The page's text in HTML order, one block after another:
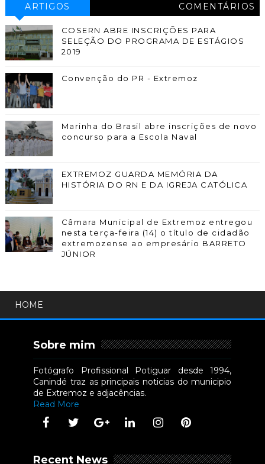
ARTIGOS COMENTÁRIOS
COSERN ABRE INSCRIÇÕES PARA
SELEÇÃO DO PROGRAMA DE ESTÁGIOS
2019
Convenção do PR - Extremoz
Marinha do Brasil abre inscrições de novo
concurso para a Escola Naval
EXTREMOZ GUARDA MEMÓRIA DA
HISTÓRIA DO RN E DA IGREJA CATÓLICA
Câmara Municipal de Extremoz entregou
nesta terça-feira (14) o título de cidadão
extremozense ao empresário BARRETO
JÚNIOR
HOME
Sobre mim
Fotógrafo Profissional Potiguar desde 1994,
Canindé traz as principais noticias do municipio
de Extremoz e adjacências.
Read More
Recent News